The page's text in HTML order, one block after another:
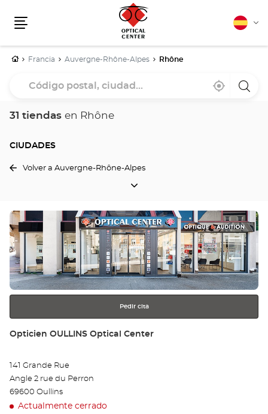
Español
InicioFrancia Auvergne-Rhône-Alpes Rhône
Cerca
,
una
31 tiendas en Rhône
CIUDADES
CIUDADES
Volver a Auvergne-Rhône-Alpes
Pulse
ENTER
para
obtener
más
información
Pedir cita
Tienda:
Opticien OULLINS Optical Center
141 Grande Rue
Angle 2 rue du Perron
69600 Oullins
Actualmente cerrado